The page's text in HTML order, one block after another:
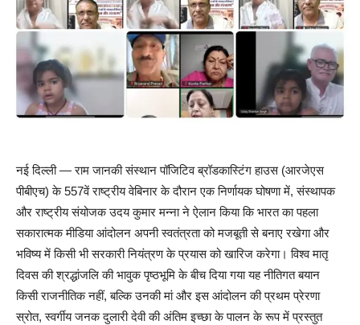
नई दिल्ली — राम जानकी संस्थान पॉजिटिव ब्रॉडकास्टिंग हाउस (आरजेएस
पीबीएच) के 557वें राष्ट्रीय वेबिनार के दौरान एक निर्णायक घोषणा में, संस्थापक
और राष्ट्रीय संयोजक उदय कुमार मन्ना ने ऐलान किया कि भारत का पहला
सकारात्मक मीडिया आंदोलन अपनी स्वतंत्रता को मजबूती से बनाए रखेगा और
भविष्य में किसी भी सरकारी नियंत्रण के प्रयास को खारिज करेगा। विश्व मातृ
दिवस की श्रद्धांजलि की भावुक पृष्ठभूमि के बीच दिया गया यह नीतिगत बयान
किसी राजनीतिक नहीं, बल्कि उनकी मां और इस आंदोलन की प्रथम प्रेरणा
स्रोत, स्वर्गीय जनक दुलारी देवी की अंतिम इच्छा के पालन के रूप में प्रस्तुत